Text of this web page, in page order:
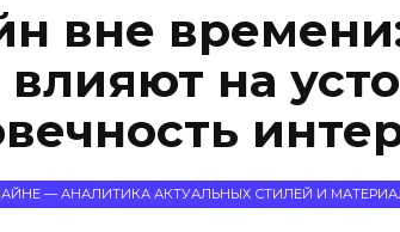
вне
на
— АНАЛИТИКА АКТУАЛЬНЫХ СТИЛЕЙ И